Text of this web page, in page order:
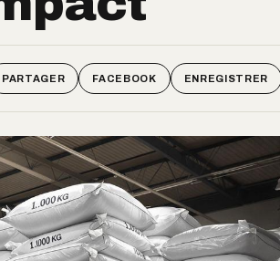
PARTAGER FACEBOOK ENREGISTRER